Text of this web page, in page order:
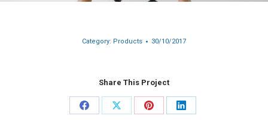
Category: Products 30/10/2017
Share This Project
Share
Share
Share
Share